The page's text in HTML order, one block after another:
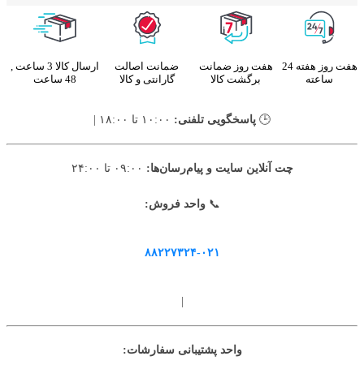
هفت روز هفته 24
ساعته
هفت روز ضمانت
برگشت کالا
ضمانت اصالت
گارانتی و کالا
ارسال کالا 3 ساعت ,
48 ساعت
🕒 پاسخگویی تلفنی:
چت آنلاین سایت و پیام‌رسان‌ها:
📞واحد فروش:
۸۸۲۲۷۳۲۴-۰۲۱
واحد پشتیبانی سفارشات: